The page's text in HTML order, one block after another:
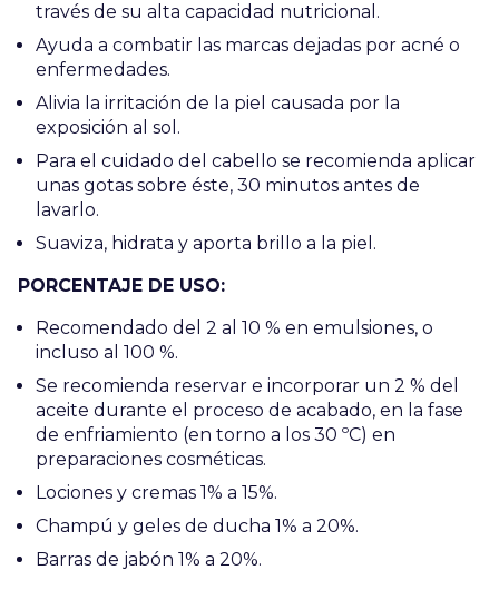
través de su alta capacidad nutricional.
Ayuda a combatir las marcas dejadas por acné o
enfermedades.
Alivia la irritación de la piel causada por la
exposición al sol.
Para el cuidado del cabello se recomienda aplicar
unas gotas sobre éste, 30 minutos antes de
lavarlo.
Suaviza, hidrata y aporta brillo a la piel.
PORCENTAJE DE USO:
Recomendado del 2 al 10 % en emulsiones, o
incluso al 100 %.
Se recomienda reservar e incorporar un 2 % del
aceite durante el proceso de acabado, en la fase
de enfriamiento (en torno a los 30 ºC) en
preparaciones cosméticas.
Lociones y cremas 1% a 15%.
Champú y geles de ducha 1% a 20%.
Barras de jabón 1% a 20%.